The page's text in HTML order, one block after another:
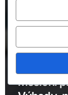
Měsíční
Měsíční